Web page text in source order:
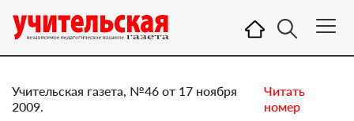
Учительская газета, №46 от 17 ноября
2009.
Читать
номер